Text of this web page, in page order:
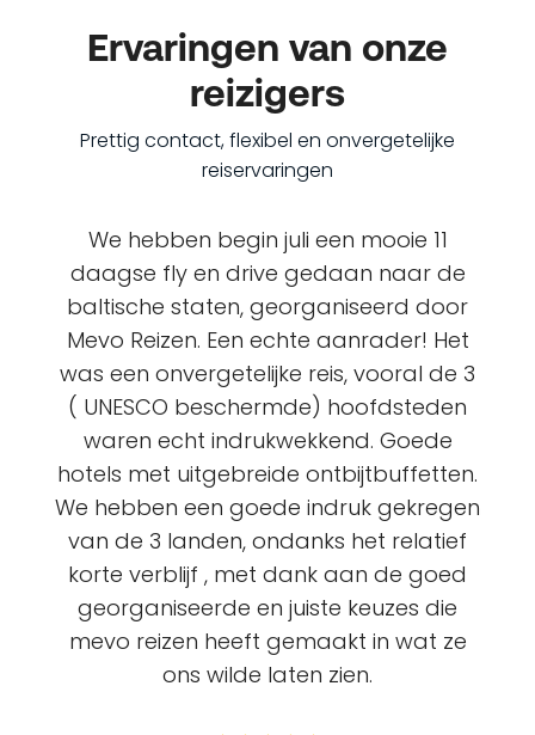
Ervaringen van onze
reizigers
Prettig contact, flexibel en onvergetelijke
reiservaringen
We hebben begin juli een mooie 11
daagse fly en drive gedaan naar de
baltische staten, georganiseerd door
Mevo Reizen. Een echte aanrader! Het
was een onvergetelijke reis, vooral de 3
( UNESCO beschermde) hoofdsteden
waren echt indrukwekkend. Goede
hotels met uitgebreide ontbijtbuffetten.
We hebben een goede indruk gekregen
van de 3 landen, ondanks het relatief
korte verblijf , met dank aan de goed
georganiseerde en juiste keuzes die
mevo reizen heeft gemaakt in wat ze
ons wilde laten zien.